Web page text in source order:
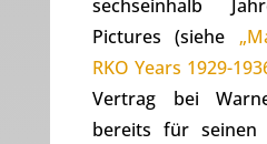
sechseinhalb
Pictures (siehe
RKO Years 1929-
Vertrag bei
bereits für seinen